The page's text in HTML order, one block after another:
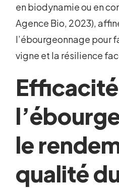
en biodynamie ou en
Agence Bio, 2023),
l’ébourgeonnage pour
vigne et la résilience
le
qualité